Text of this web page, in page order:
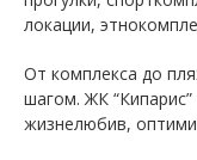
локации,
От комплекса до
шагом. ЖК
жизнелюбив,